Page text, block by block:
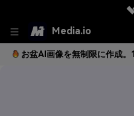
Media.io
お盆AI画像を無制限に作成。